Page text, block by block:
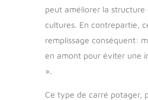
peut améliorer la structure
cultures. En contrepartie,
remplissage conséquent:
en amont pour éviter une
».
Ce type de carré potager,